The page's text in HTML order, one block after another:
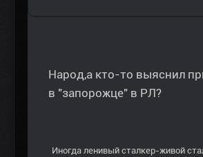
Народ,а кто-то выяснил
в "запорожце" в РЛ?
Иногда ленивый сталкер-живой